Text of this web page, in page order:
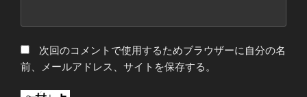
次回のコメントで使用するためブラウザーに自分の名
前、メールアドレス、サイトを保存する。